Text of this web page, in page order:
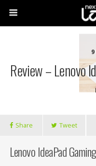
Review – Lenovo
Share Tweet
Lenovo IdeaPad